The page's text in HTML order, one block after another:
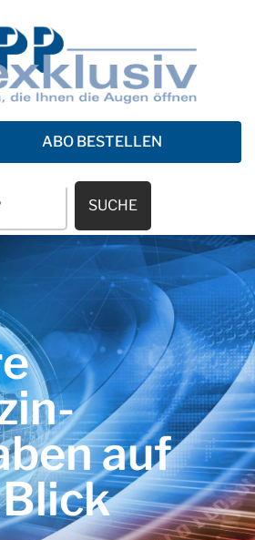
ABO BESTELLEN
SUCHE
auf